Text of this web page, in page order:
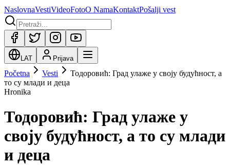
NaslovnaVestiVideoFotoO NamaKontaktPošalji vest
LAT Prijava
Početna Vesti
Тодоровић: Град улаже у своју будућност, а
то су млади и деца
Hronika
Тодоровић: Град улаже у
своју будућност, а то су млади
и деца